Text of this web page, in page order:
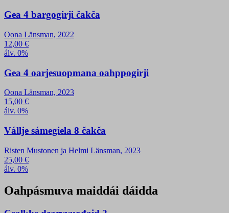
Gea 4 bargogirji čakča
Oona Länsman, 2022
12,00 €
álv. 0%
Gea 4 oarjesuopmana oahppogirji
Oona Länsman, 2023
15,00 €
álv. 0%
Vállje sámegiela 8 čakča
Risten Mustonen ja Helmi Länsman, 2023
25,00 €
álv. 0%
Oahpásmuva maiddái dáidda